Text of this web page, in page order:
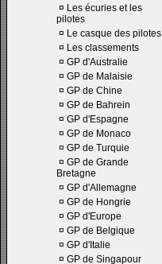
¤ Les écuries et les
pilotes
¤ Le casque des pilotes
¤ Les classements
¤ GP d'Australie
¤ GP de Malaisie
¤ GP de Chine
¤ GP de Bahrein
¤ GP d'Espagne
¤ GP de Monaco
¤ GP de Turquie
¤ GP de Grande
Bretagne
¤ GP d'Allemagne
¤ GP de Hongrie
¤ GP d'Europe
¤ GP de Belgique
¤ GP d'Italie
¤ GP de Singapour